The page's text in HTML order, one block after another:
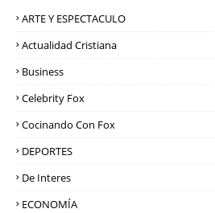
ARTE Y ESPECTACULO
Actualidad Cristiana
Business
Celebrity Fox
Cocinando Con Fox
DEPORTES
De Interes
ECONOMÍA